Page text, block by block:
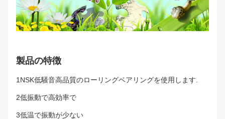
製品の特徴
1NSK低騒音高品質のローリングベアリングを使用します.
2低振動で高効率で
3低温で振動が少ない